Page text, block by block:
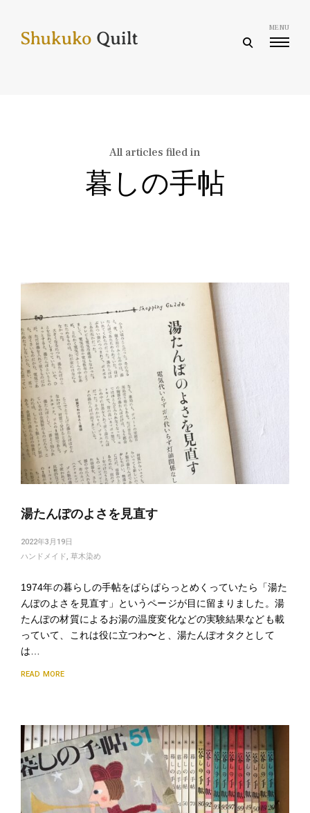
content
open
MENU
All articles filed in
暮しの手帖
湯たんぽのよさを見直す
2022年3月19日
ハンドメイド, 草木染め
1974年の暮らしの手帖をぱらぱらっとめくっていたら「湯た
んぽのよさを見直す」というページが目に留まりました。湯
たんぽの材質によるお湯の温度変化などの実験結果なども載
っていて、これは役に立つわ〜と、湯たんぽオタクとして
は…
READ MORE